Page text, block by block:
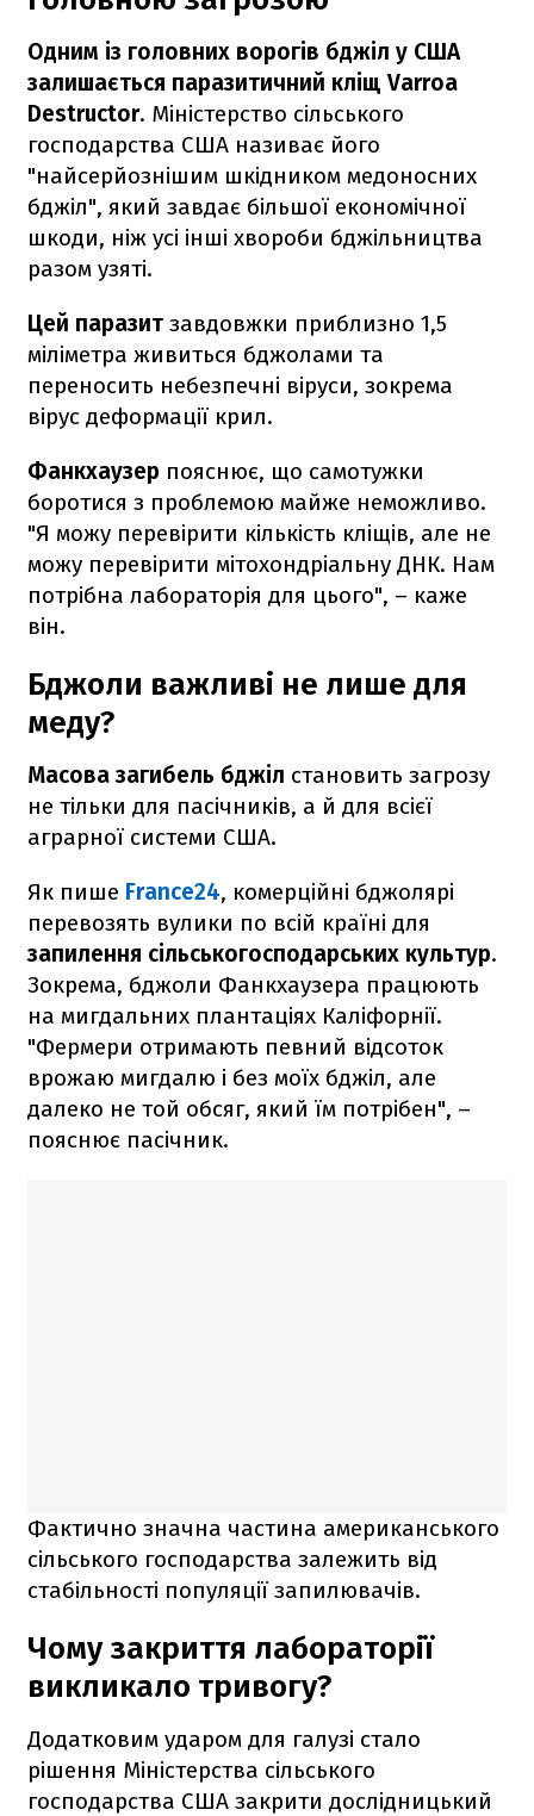
Одним із головних ворогів бджіл у США
залишається паразитичний кліщ Varroa
Destructor. Міністерство сільського
господарства США називає його
"найсерйознішим шкідником медоносних
бджіл", який завдає більшої економічної
шкоди, ніж усі інші хвороби бджільництва
разом узяті.
Цей паразит завдовжки приблизно 1,5
міліметра живиться бджолами та
переносить небезпечні віруси, зокрема
вірус деформації крил.
Фанкхаузер пояснює, що самотужки
боротися з проблемою майже неможливо.
"Я можу перевірити кількість кліщів, але не
можу перевірити мітохондріальну ДНК. Нам
потрібна лабораторія для цього", – каже
він.
Бджоли важливі не лише для
меду?
Масова загибель бджіл становить загрозу
не тільки для пасічників, а й для всієї
аграрної системи США.
Як пише France24, комерційні бджолярі
перевозять вулики по всій країні для
запилення сільськогосподарських культур.
Зокрема, бджоли Фанкхаузера працюють
на мигдальних плантаціях Каліфорнії.
"Фермери отримають певний відсоток
врожаю мигдалю і без моїх бджіл, але
далеко не той обсяг, який їм потрібен", –
пояснює пасічник.
Фактично значна частина американського
сільського господарства залежить від
стабільності популяції запилювачів.
Чому закриття лабораторії
викликало тривогу?
Додатковим ударом для галузі стало
рішення Міністерства сільського
господарства США закрити дослідницький